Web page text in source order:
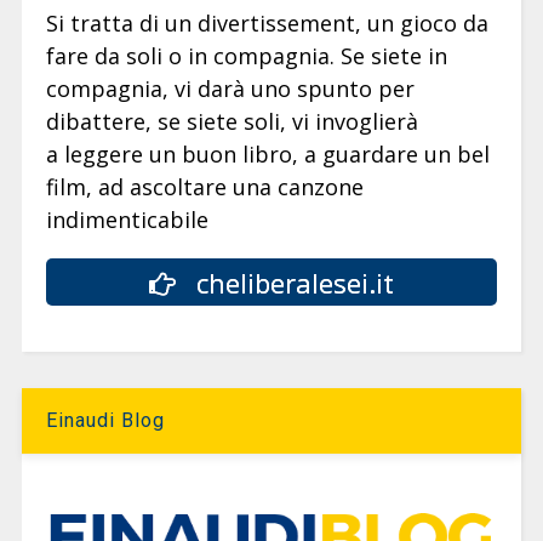
Si tratta di un divertissement, un gioco da
fare da soli o in compagnia. Se siete in
compagnia, vi darà uno spunto per
dibattere, se siete soli, vi invoglierà
a leggere un buon libro, a guardare un bel
film, ad ascoltare una canzone
indimenticabile
cheliberalesei.it
Einaudi Blog